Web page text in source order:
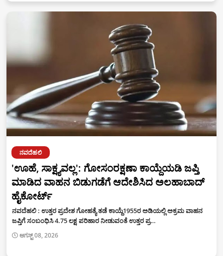
ನವದೆಹಲಿ
'ಊಹೆ, ಸಾಕ್ಷ್ಯವಲ್ಲ': ಗೋಸಂರಕ್ಷಣಾ ಕಾಯ್ದೆಯಡಿ ಜಪ್ತಿ
ಮಾಡಿದ ವಾಹನ ಬಿಡುಗಡೆಗೆ ಆದೇಶಿಸಿದ ಅಲಹಾಬಾದ್
ಹೈಕೋರ್ಟ್
ನವದೆಹಲಿ : ಉತ್ತರ ಪ್ರದೇಶ ಗೋಹತ್ಯೆ ತಡೆ ಕಾಯ್ದೆ1955ರ ಅಡಿಯಲ್ಲಿ ಅಕ್ರಮ ವಾಹನ
ಜಪ್ತಿಗೆ ಸಂಬಂಧಿಸಿ 4.75 ಲಕ್ಷ ಪರಿಹಾರ ನೀಡುವಂತೆ ಉತ್ತರ ಪ್ರ…
ಆಗಸ್ಟ್ 08, 2026